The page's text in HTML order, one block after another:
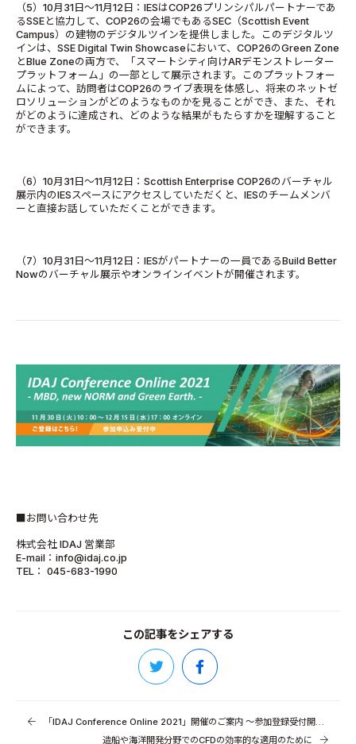
（5）10月31日～11月12日：IESはCOP26プリンシパルパートナーであ
るSSEと協力して、COP26の会場でもあるSEC（Scottish Event
Campus）の建物のデジタルツインを提供しました。このデジタルツ
インは、SSE Digital Twin Showcaseにおいて、COP26のGreen Zone
とBlue Zoneの両方で、「スマートシティ向けARデモンストレーター
プラットフォーム」の一部として展示されます。このプラットフォー
ムによって、訪問者はCOP26のライブ表現を体感し、将来のネットゼ
ロソリューションがどのようなものかを見ることができ、また、それ
がどのように達成され、どのような結果がもたらすかを理解すること
ができます。
（6）10月31日～11月12日：Scottish Enterprise COP26のバーチャル
展示内のIESスペースにアクセスしていただくと、IESのチームメンバ
ーと直接お話していただくことができます。
（7）10月31日～11月12日：IESがパートナーの一員であるBuild Better
Nowのバーチャル展示やオンラインイベントが開催されます。
■お問い合わせ先
株式会社 IDAJ 営業部
E-mail：info@idaj.co.jp
TEL： 045-683-1990
この記事をシェアする
「IDAJ Conference Online 2021」開催のご案内 ～参加登録受付開始！～
造船や海洋開発分野でのCFDの効率的な適用のために